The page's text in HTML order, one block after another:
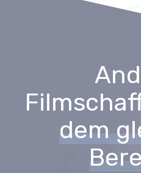
dem